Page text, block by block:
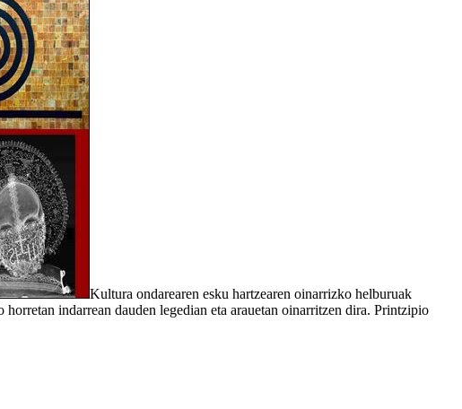
Kultura ondarearen esku hartzearen oinarrizko helburuak
indarrean dauden legedian eta arauetan oinarritzen dira. Printzipio